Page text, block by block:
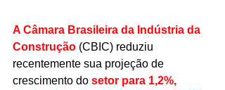
A Câmara Brasileira da Indústria da
Construção (CBIC) reduziu
recentemente sua projeção de
crescimento do setor para 1,2%,